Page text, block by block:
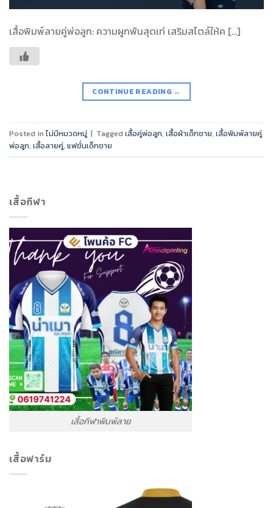
เสื้อพิมพ์ลายคู่พ่อลูก: ความผูกพันสุดเท่ เสริมสไตล์ให้ค […]
CONTINUE READING →
Posted in ไม่มีหมวดหมู่ | Tagged เสื้อคู่พ่อลูก, เสื้อผ้าเด็กชาย, เสื้อพิมพ์ลายคู่
พ่อลูก, เสื้อลายคู่, แฟชั่นเด็กชาย
เสื้อกีฬา
เสื้อกีฬาพิมพ์ลาย
เสื้อฟาร์ม